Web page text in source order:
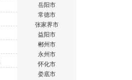
岳阳市
常德市
张家界市
益阳市
郴州市
永州市
怀化市
娄底市